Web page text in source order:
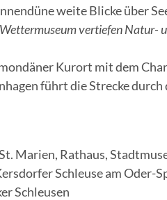
weite Blicke über
vertiefen Natur-
Kurort mit dem
führt die Strecke
Marien, Rathaus,
Schleuse am Oder-
Schleusen